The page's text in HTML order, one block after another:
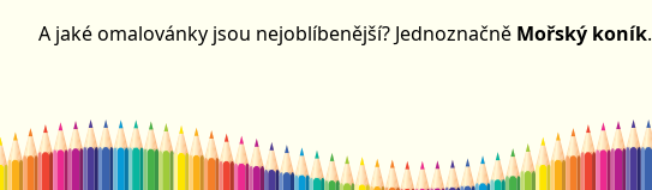
A jaké omalovánky jsou nejoblíbenější? Jednoznačně Mořský koník.